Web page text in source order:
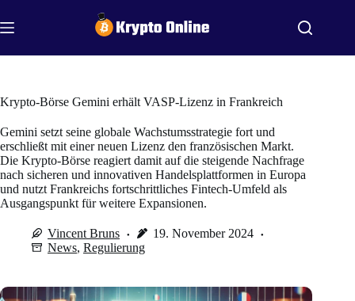
Inhalt
springen
Krypto-Börse Gemini erhält VASP-Lizenz in Frankreich
Gemini setzt seine globale Wachstumsstrategie fort und
erschließt mit einer neuen Lizenz den französischen Markt.
Die Krypto-Börse reagiert damit auf die steigende Nachfrage
nach sicheren und innovativen Handelsplattformen in Europa
und nutzt Frankreichs fortschrittliches Fintech-Umfeld als
Ausgangspunkt für weitere Expansionen.
Vincent Bruns
19. November 2024
News, Regulierung